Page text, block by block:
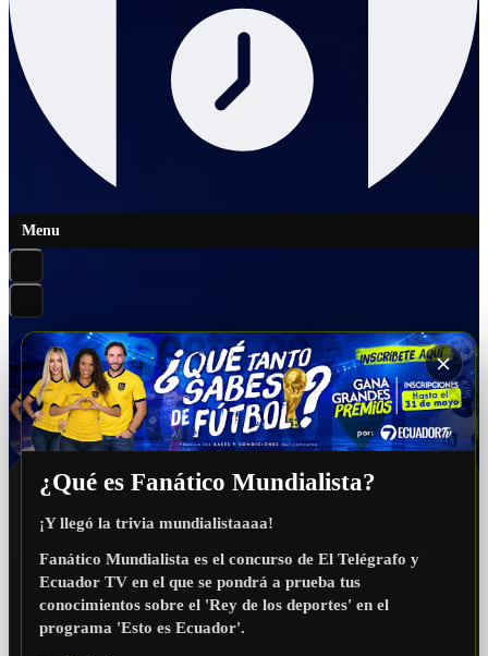
Menu
¿Qué es Fanático Mundialista?
¡Y llegó la trivia mundialistaaaa!
Fanático Mundialista es el concurso de El Telégrafo y
Ecuador TV en el que se pondrá a prueba tus
conocimientos sobre el 'Rey de los deportes' en el
programa 'Esto es Ecuador'.
FORMULARIO DIGITAL
Las inscripciones cerraron el 31 de mayo de 2026. El
formulario ya no esta disponible.
NOMBRES COMPLETOS